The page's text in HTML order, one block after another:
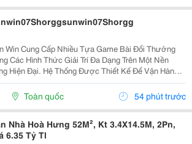
Win Cung Cấp Nhiều Tựa Game Bài Đổi Thưởng
Các Hình Thức Giải Trí Đa Dạng Trên Một Nền
Hiện Đại. Hệ Thống Được Thiết Kế Để Vận Hành
Định, Truy Cập Nhanh Và Tương Thích Với Nhiều
Bị. Bên Cạnh Đó, Các Tính Năng Bảo Mật Cũng
Toàn quốc 54 phút trước
Nhà Hoà Hưng 52M², Kt 3.4X14.5M, 2Pn,
6.35 Tỷ Tl